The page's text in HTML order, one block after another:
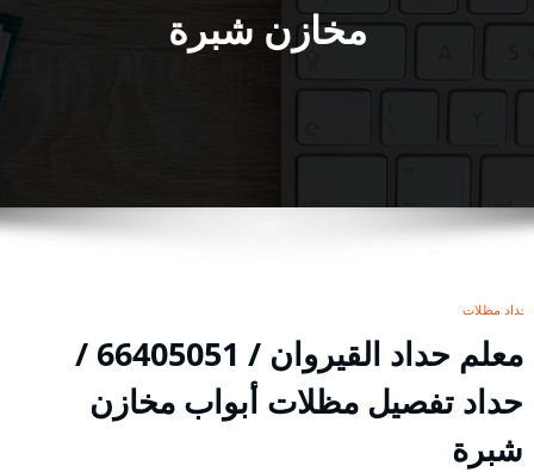
مخازن شبرة
حداد مظلات
معلم حداد القيروان / 66405051 /
حداد تفصيل مظلات أبواب مخازن
شبرة